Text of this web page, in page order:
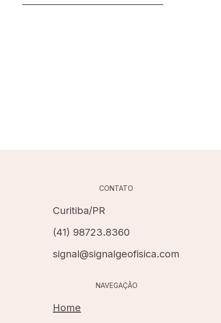
CONTATO
Curitiba/PR
(41) 98723.8360
signal@signalgeofisica.com
NAVEGAÇÃO
Home